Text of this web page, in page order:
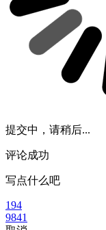
提交中，请稍后...
评论成功
写点什么吧
194
9841